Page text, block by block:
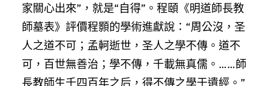
家關心出來”，就是“自得”。程頤《明道師長教
師墓表》評價程顥的學術進獻說：“周公沒，圣
人之道不可；孟軻逝世，圣人之學不傳。道不
可，百世無善治；學不傳，千載無真儒。……師
長教師生千四百年之后，得不傳之學于遺經。”